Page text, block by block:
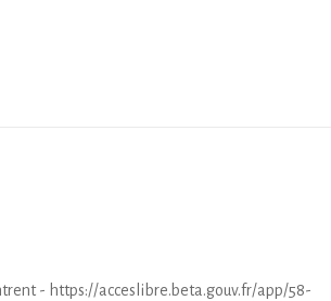
- https://acceslibre.beta.gouv.fr/app/58-